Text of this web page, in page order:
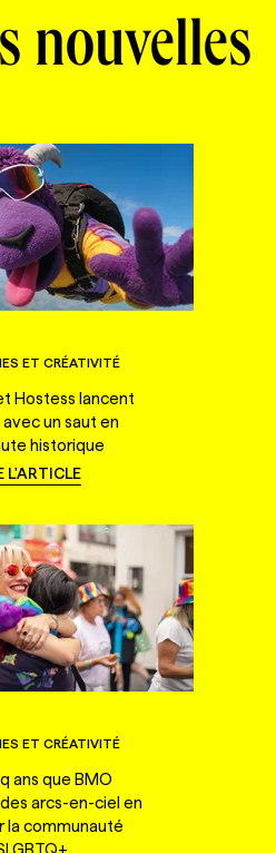
nouvelles
ET CRÉATIVITÉ
Hostess lancent
un saut en
historique
L'ARTICLE
ET CRÉATIVITÉ
ans que BMO
arcs-en-ciel en
la communauté